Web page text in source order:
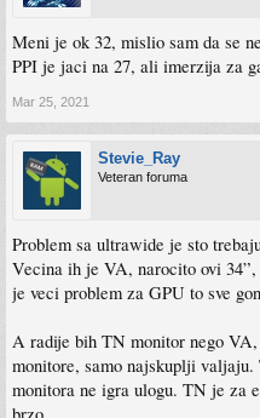
Meni je ok 32, mislio sam da se
PPI je jaci na 27, ali imerzija za
Mar 25, 2021
Stevie_Ray
Veteran foruma
Problem sa ultrawide je sto
Vecina ih je VA, narocito ovi
je veci problem za GPU to sve
A radije bih TN monitor nego
monitore, samo najskuplji
monitora ne igra ulogu. TN je za